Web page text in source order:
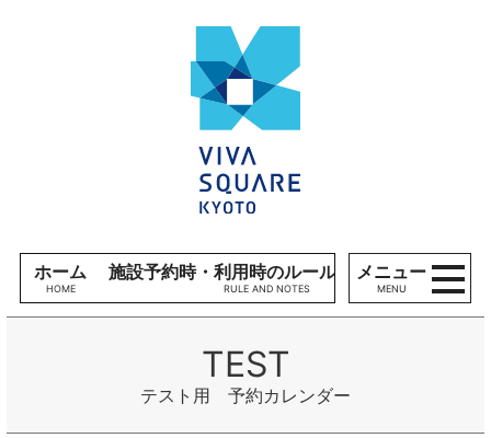
E
Y
ホーム 施設予約時・利用時のルール、留意事項
メニュー
MENU
テスト用 予約カレンダー